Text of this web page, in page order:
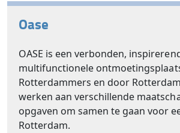
Oase
OASE is een verbonden,
multifunctionele
Rotterdammers en door
werken aan verschillende
opgaven om samen te gaan voor
Rotterdam.